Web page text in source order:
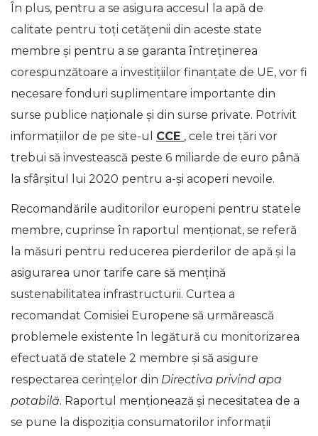
În plus, pentru a se asigura accesul la apă de
calitate pentru toți cetățenii din aceste state
membre și pentru a se garanta întreținerea
corespunzătoare a investițiilor finanțate de UE, vor fi
necesare fonduri suplimentare importante din
surse publice naționale și din surse private. Potrivit
informațiilor de pe site-ul CCE , cele trei țări vor
trebui să investească peste 6 miliarde de euro până
la sfârșitul lui 2020 pentru a-și acoperi nevoile.
Recomandările auditorilor europeni pentru statele
membre, cuprinse în raportul menționat, se referă
la măsuri pentru reducerea pierderilor de apă și la
asigurarea unor tarife care să mențină
sustenabilitatea infrastructurii. Curtea a
recomandat Comisiei Europene să urmărească
problemele existente în legătură cu monitorizarea
efectuată de statele 2 membre și să asigure
respectarea cerințelor din Directiva privind apa
potabilă. Raportul menționează și necesitatea de a
se pune la dispoziția consumatorilor informații